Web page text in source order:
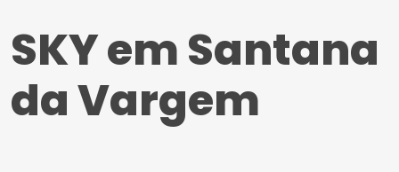
SKY em Santana
da Vargem